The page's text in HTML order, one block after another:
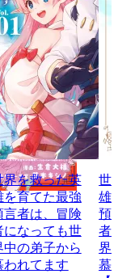
界を救った英
を育てた最強
言者は、冒険
になっても世
中の弟子から
われてます
世
雄
預
者
界
慕